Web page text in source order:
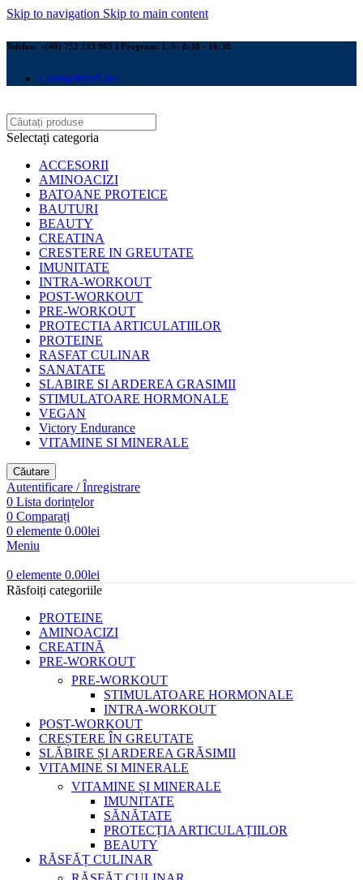
Skip to navigation Skip to main content
Telefon: +(40) 752 233 905 I Program: L-V: 8:30 - 16:30
Contactează-ne
Selectați categoria
ACCESORII
AMINOACIZI
BATOANE PROTEICE
BAUTURI
BEAUTY
CREATINA
CRESTERE IN GREUTATE
IMUNITATE
INTRA-WORKOUT
POST-WORKOUT
PRE-WORKOUT
PROTECTIA ARTICULATIILOR
PROTEINE
RASFAT CULINAR
SANATATE
SLABIRE SI ARDEREA GRASIMII
STIMULATOARE HORMONALE
VEGAN
Victory Endurance
VITAMINE SI MINERALE
Căutare
Autentificare / Înregistrare
0 Lista dorințelor
0 Comparați
0 elemente 0.00lei
Meniu
0 elemente 0.00lei
Răsfoiți categoriile
PROTEINE
AMINOACIZI
CREATINĂ
PRE-WORKOUT
PRE-WORKOUT
STIMULATOARE HORMONALE
INTRA-WORKOUT
POST-WORKOUT
CREȘTERE ÎN GREUTATE
SLĂBIRE ȘI ARDEREA GRĂSIMII
VITAMINE SI MINERALE
VITAMINE ȘI MINERALE
IMUNITATE
SĂNĂTATE
PROTECȚIA ARTICULAȚIILOR
BEAUTY
RĂSFĂȚ CULINAR